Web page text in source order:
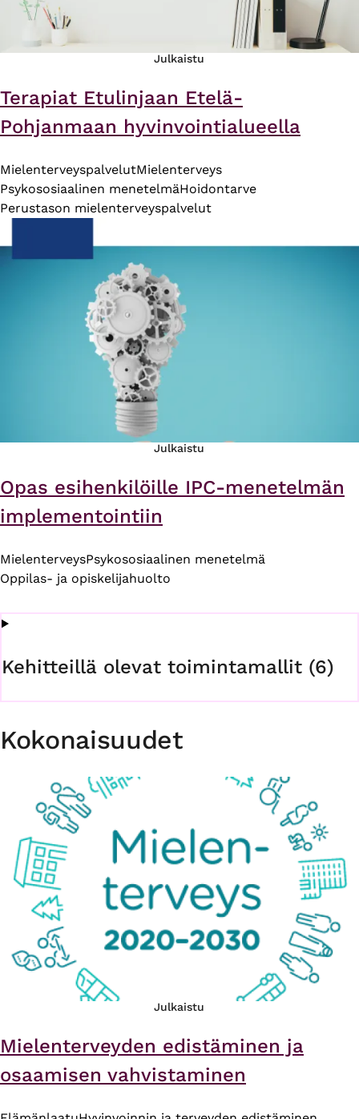
Julkaistu
Terapiat Etulinjaan Etelä-
Pohjanmaan hyvinvointialueella
MielenterveyspalvelutMielenterveys
Psykososiaalinen menetelmäHoidontarve
Perustason mielenterveyspalvelut
Julkaistu
Opas esihenkilöille IPC-menetelmän
implementointiin
MielenterveysPsykososiaalinen menetelmä
Oppilas- ja opiskelijahuolto
Kehitteillä olevat toimintamallit (6)
Kokonaisuudet
Julkaistu
Mielenterveyden edistäminen ja
osaamisen vahvistaminen